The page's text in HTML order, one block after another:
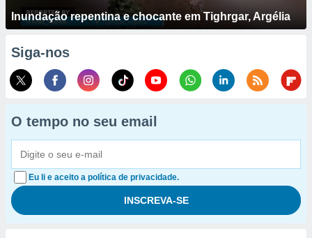
Inundação repentina e chocante em Tighrgar, Argélia
Siga-nos
O tempo no seu email
Eu li e aceito a política de privacidade.